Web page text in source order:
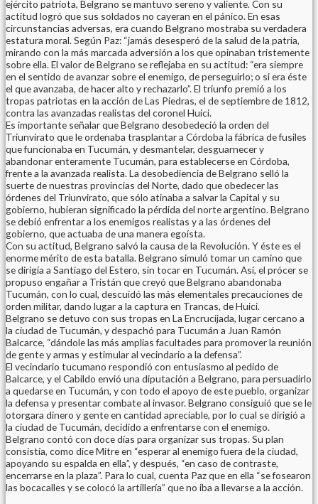
ejército patriota, Belgrano se mantuvo sereno y valiente. Con su
actitud logró que sus soldados no cayeran en el pánico. En esas
circunstancias adversas, era cuando Belgrano mostraba su verdadera
estatura moral. Según Paz: “jamás desesperó de la salud de la patria,
mirando con la más marcada adversión a los que opinaban tristemente
sobre ella. El valor de Belgrano se reflejaba en su actitud: “era siempre
en el sentido de avanzar sobre el enemigo, de perseguirlo; o si era éste
el que avanzaba, de hacer alto y rechazarlo”. El triunfo premió a los
tropas patriotas en la acción de Las Piedras, el de septiembre de 1812,
contra las avanzadas realistas del coronel Huici.
Es importante señalar que Belgrano desobedeció la orden del
Triunvirato que le ordenaba trasplantar a Córdoba la fábrica de fusiles
que funcionaba en Tucumán, y desmantelar, desguarnecer y
abandonar enteramente Tucumán, para establecerse en Córdoba,
frente a la avanzada realista. La desobediencia de Belgrano selló la
suerte de nuestras provincias del Norte, dado que obedecer las
órdenes del Triunvirato, que sólo atinaba a salvar la Capital y su
gobierno, hubieran significado la pérdida del norte argentino. Belgrano
se debió enfrentar a los enemigos realistas y a las órdenes del
gobierno, que actuaba de una manera egoísta.
Con su actitud, Belgrano salvó la causa de la Revolución. Y éste es el
enorme mérito de esta batalla. Belgrano simuló tomar un camino que
se dirigía a Santiago del Estero, sin tocar en Tucumán. Así, el prócer se
propuso engañar a Tristán que creyó que Belgrano abandonaba
Tucumán, con lo cual, descuidó las más elementales precauciones de
orden militar, dando lugar a la captura en Trancas, de Huici.
Belgrano se detuvo con sus tropas en La Encrucijada, lugar cercano a
la ciudad de Tucumán, y despachó para Tucumán a Juan Ramón
Balcarce, “dándole las más amplias facultades para promover la reunión
de gente y armas y estimular al vecindario a la defensa”.
El vecindario tucumano respondió con entusiasmo al pedido de
Balcarce, y el Cabildo envió una diputación a Belgrano, para persuadirlo
a quedarse en Tucumán, y con todo el apoyo de este pueblo, organizar
la defensa y presentar combate al invasor. Belgrano consiguió que se le
otorgara dinero y gente en cantidad apreciable, por lo cual se dirigió a
la ciudad de Tucumán, decidido a enfrentarse con el enemigo.
Belgrano contó con doce días para organizar sus tropas. Su plan
consistía, como dice Mitre en “esperar al enemigo fuera de la ciudad,
apoyando su espalda en ella”, y después, “en caso de contraste,
encerrarse en la plaza”. Para lo cual, cuenta Paz que en ella “se fosearon
las bocacalles y se colocó la artillería” que no iba a llevarse a la acción.